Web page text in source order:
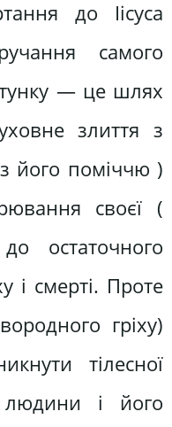
до Іісуса
самого
— це шлях
злиття з
його поміччю )
своєї (
остаточного
і смерті. Проте
гріху)
тілесної
і його